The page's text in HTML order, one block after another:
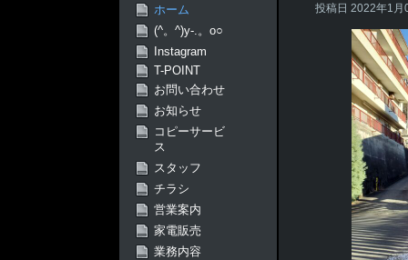
投稿日 2022年1
ホーム
(^。^)y-.。o○
Instagram
T-POINT
お問い合わせ
お知らせ
コピーサービ
ス
スタッフ
チラシ
営業案内
家電販売
業務内容